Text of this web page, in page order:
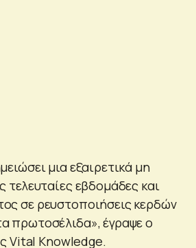
μια εξαιρετικά μη
τελευταίες εβδομάδες και
σε ρευστοποιήσεις κερδών
πρωτοσέλιδα», έγραψε ο
Vital Knowledge.